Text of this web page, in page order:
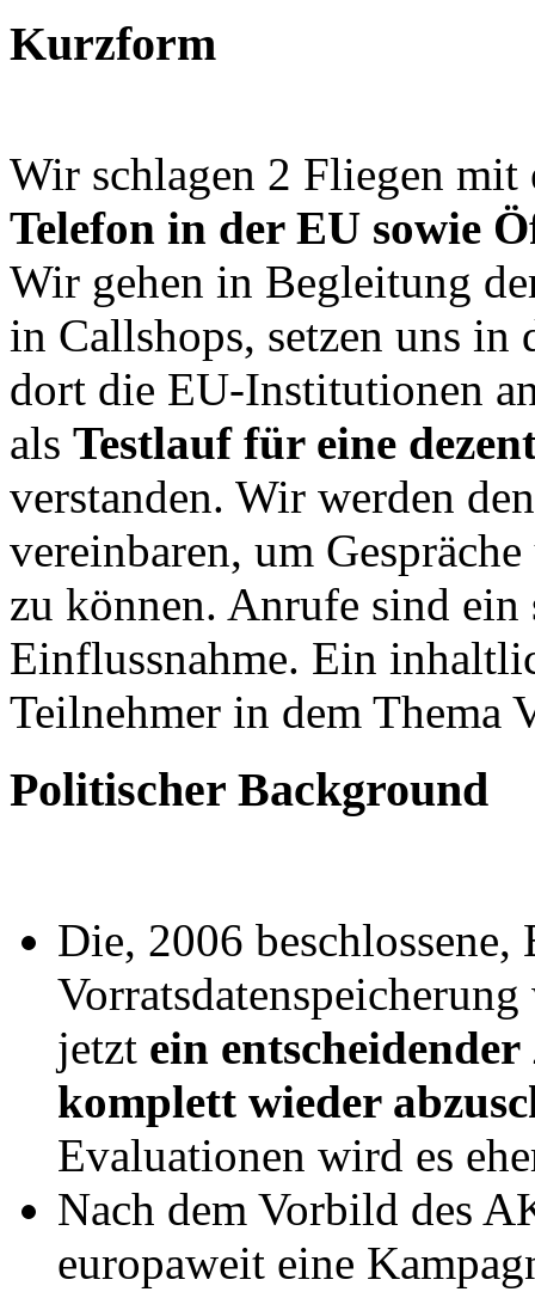
Kurzform
Wir schlagen 2 Fliegen
Telefon in der EU sowie
Wir gehen in Begleitung
in Callshops, setzen uns
dort die EU-Institutionen
als Testlauf für eine
verstanden. Wir werden
vereinbaren, um
zu können. Anrufe sind
Einflussnahme. Ein
Teilnehmer in dem Thema
Politischer Background
Die, 2006
jetzt ein
komplett wieder
Evaluationen wird es
Nach dem Vorbild des
europaweit eine